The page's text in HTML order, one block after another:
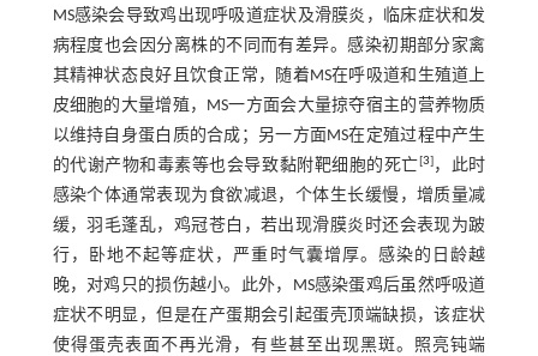
MS感染会导致鸡出现呼吸道症状及滑膜炎，临床症状和发
病程度也会因分离株的不同而有差异。感染初期部分家禽
其精神状态良好且饮食正常，随着MS在呼吸道和生殖道上
皮细胞的大量增殖，MS一方面会大量掠夺宿主的营养物质
以维持自身蛋白质的合成；另一方面MS在定殖过程中产生
的代谢产物和毒素等也会导致黏附靶细胞的死亡[3]，此时
感染个体通常表现为食欲减退，个体生长缓慢，增质量减
缓，羽毛蓬乱，鸡冠苍白，若出现滑膜炎时还会表现为跛
行，卧地不起等症状，严重时气囊增厚。感染的日龄越
晚，对鸡只的损伤越小。此外，MS感染蛋鸡后虽然呼吸道
症状不明显，但是在产蛋期会引起蛋壳顶端缺损，该症状
使得蛋壳表面不再光滑，有些甚至出现黑斑。照亮钝端